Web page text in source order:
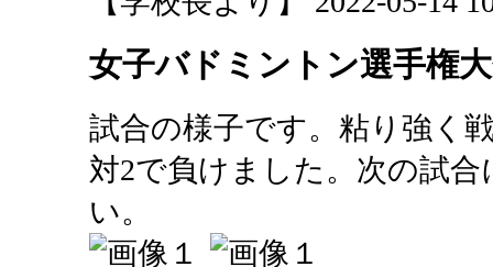
女子バドミントン選手権
試合の様子です。粘り強く
対2で負けました。次の試
い。